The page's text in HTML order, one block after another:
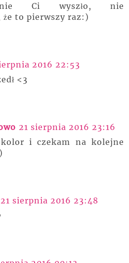
Ci wyszło, nie
że to pierwszy raz:)
2016 22:53
<3
21 sierpnia 2016 23:16
kolor i czekam na kolejne
21 sierpnia 2016 23:48